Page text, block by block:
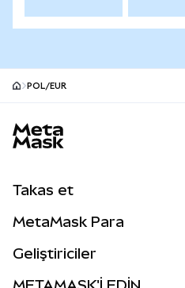
POL/EUR
Takas et
Perps
MetaMask Para
Geliştiriciler